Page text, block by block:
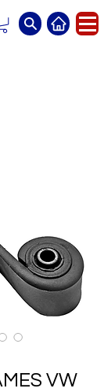
VW